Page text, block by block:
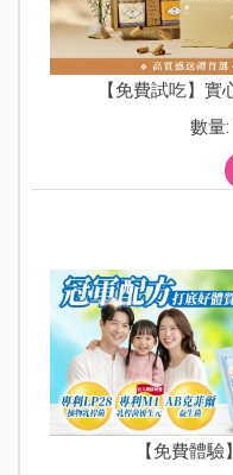
【免費試吃】
數量
【免費體